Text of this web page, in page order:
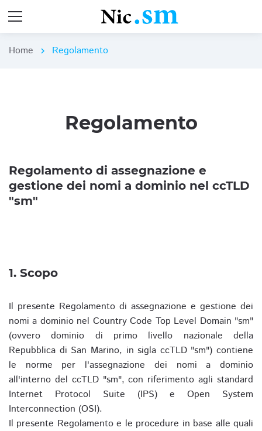
Home chevron_right Regolamento
Regolamento
Regolamento di assegnazione e
gestione dei nomi a dominio nel ccTLD
"sm"
1. Scopo
Il presente Regolamento di assegnazione e gestione dei
nomi a dominio nel Country Code Top Level Domain "sm"
(ovvero dominio di primo livello nazionale della
Repubblica di San Marino, in sigla ccTLD "sm") contiene
le norme per l'assegnazione dei nomi a dominio
all'interno del ccTLD "sm", con riferimento agli standard
Internet Protocol Suite (IPS) e Open System
Interconnection (OSI).
Il presente Regolamento e le procedure in base alle quali